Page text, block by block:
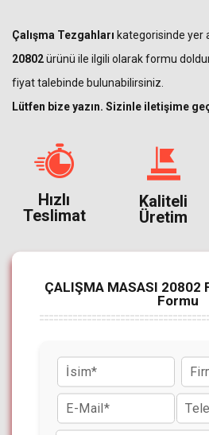
Çalışma Tezgahları kategorisinde yer
20802ürünü ile ilgili olarak formu
fiyat talebinde bulunabilirsiniz.
Lütfen bize yazın. Sizinle iletişime
Hızlı
Teslimat
Kaliteli
Üretim
ÇALIŞMA MASASI 20802
Formu